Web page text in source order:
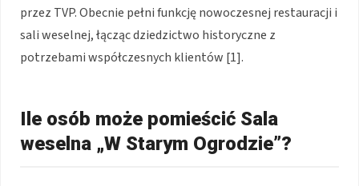
przez TVP. Obecnie pełni funkcję nowoczesnej restauracji i
sali weselnej, łącząc dziedzictwo historyczne z
potrzebami współczesnych klientów [1].
Ile osób może pomieścić Sala
weselna „W Starym Ogrodzie”?